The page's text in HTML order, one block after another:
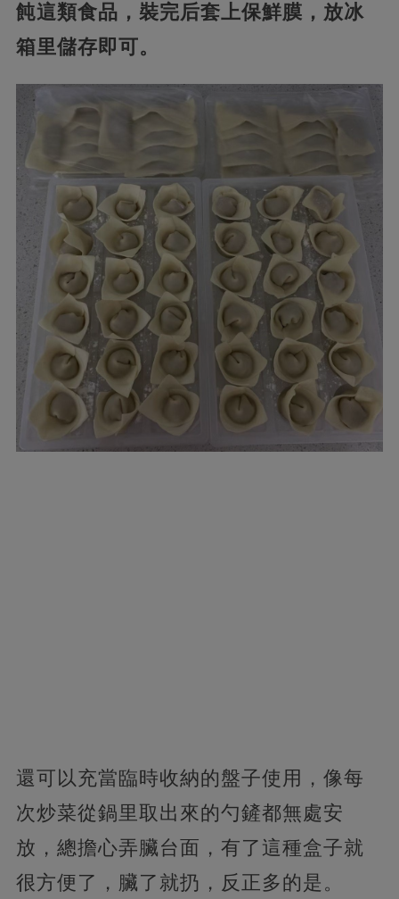
飩這類食品，裝完后套上保鮮膜，放冰
箱里儲存即可。
還可以充當臨時收納的盤子使用，像每
次炒菜從鍋里取出來的勺鏟都無處安
放，總擔心弄臟台面，有了這種盒子就
很方便了，臟了就扔，反正多的是。